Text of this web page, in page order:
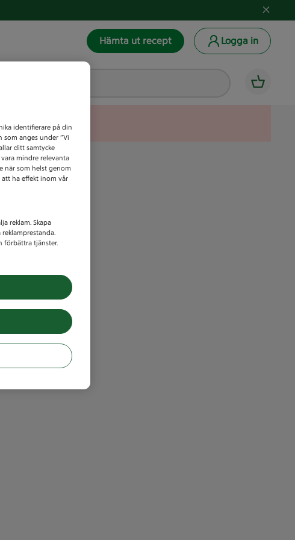
Hämta ut recept Logga in
identifierare på din
anges under ”Vi
ditt samtycke
mindre relevanta
när som helst genom
att ha effekt inom vår
reklam. Skapa
förbättra tjänster.